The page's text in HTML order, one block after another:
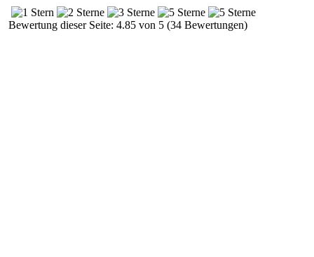
Bewertung dieser Seite: 4.85 von 5 (34 Bewertungen)